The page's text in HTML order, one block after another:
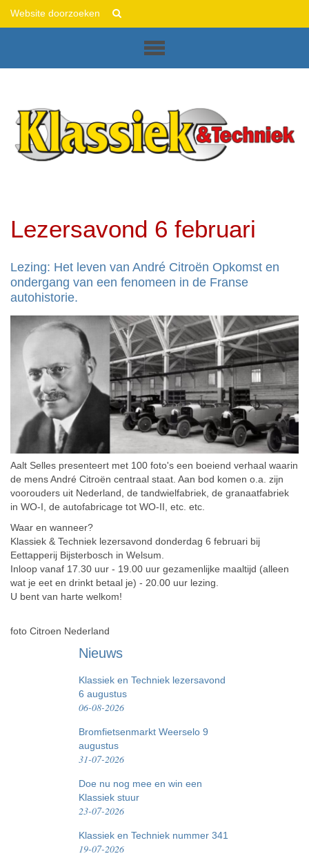
Zoek
Geavanceerd
Lezersavond 6 februari
Lezing: Het leven van André Citroën Opkomst en
ondergang van een fenomeen in de Franse
autohistorie.
Aalt Selles presenteert met 100 foto's een boeiend verhaal waarin
de mens André Citroën centraal staat. Aan bod komen o.a. zijn
voorouders uit Nederland, de tandwielfabriek, de granaatfabriek
in WO-I, de autofabricage tot WO-II, etc. etc.
Waar en wanneer?
Klassiek & Techniek lezersavond donderdag 6 februari bij
Eettapperij Bijsterbosch in Welsum.
Inloop vanaf 17.30 uur - 19.00 uur gezamenlijke maaltijd (alleen
wat je eet en drinkt betaal je) - 20.00 uur lezing.
U bent van harte welkom!
foto Citroen Nederland
Nieuws
Klassiek en Techniek lezersavond
6 augustus
06-08-2026
Bromfietsenmarkt Weerselo 9
augustus
31-07-2026
Doe nu nog mee en win een
Klassiek stuur
23-07-2026
Klassiek en Techniek nummer 341
19-07-2026